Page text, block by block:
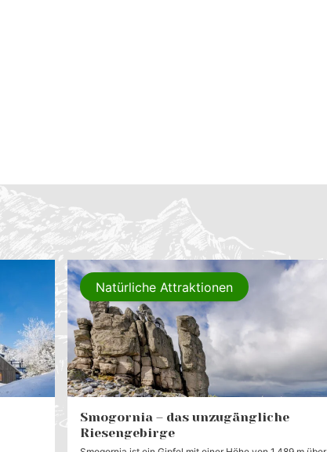
Smogornia – das unzugängliche
Riesengebirge
Natürliche Attraktionen